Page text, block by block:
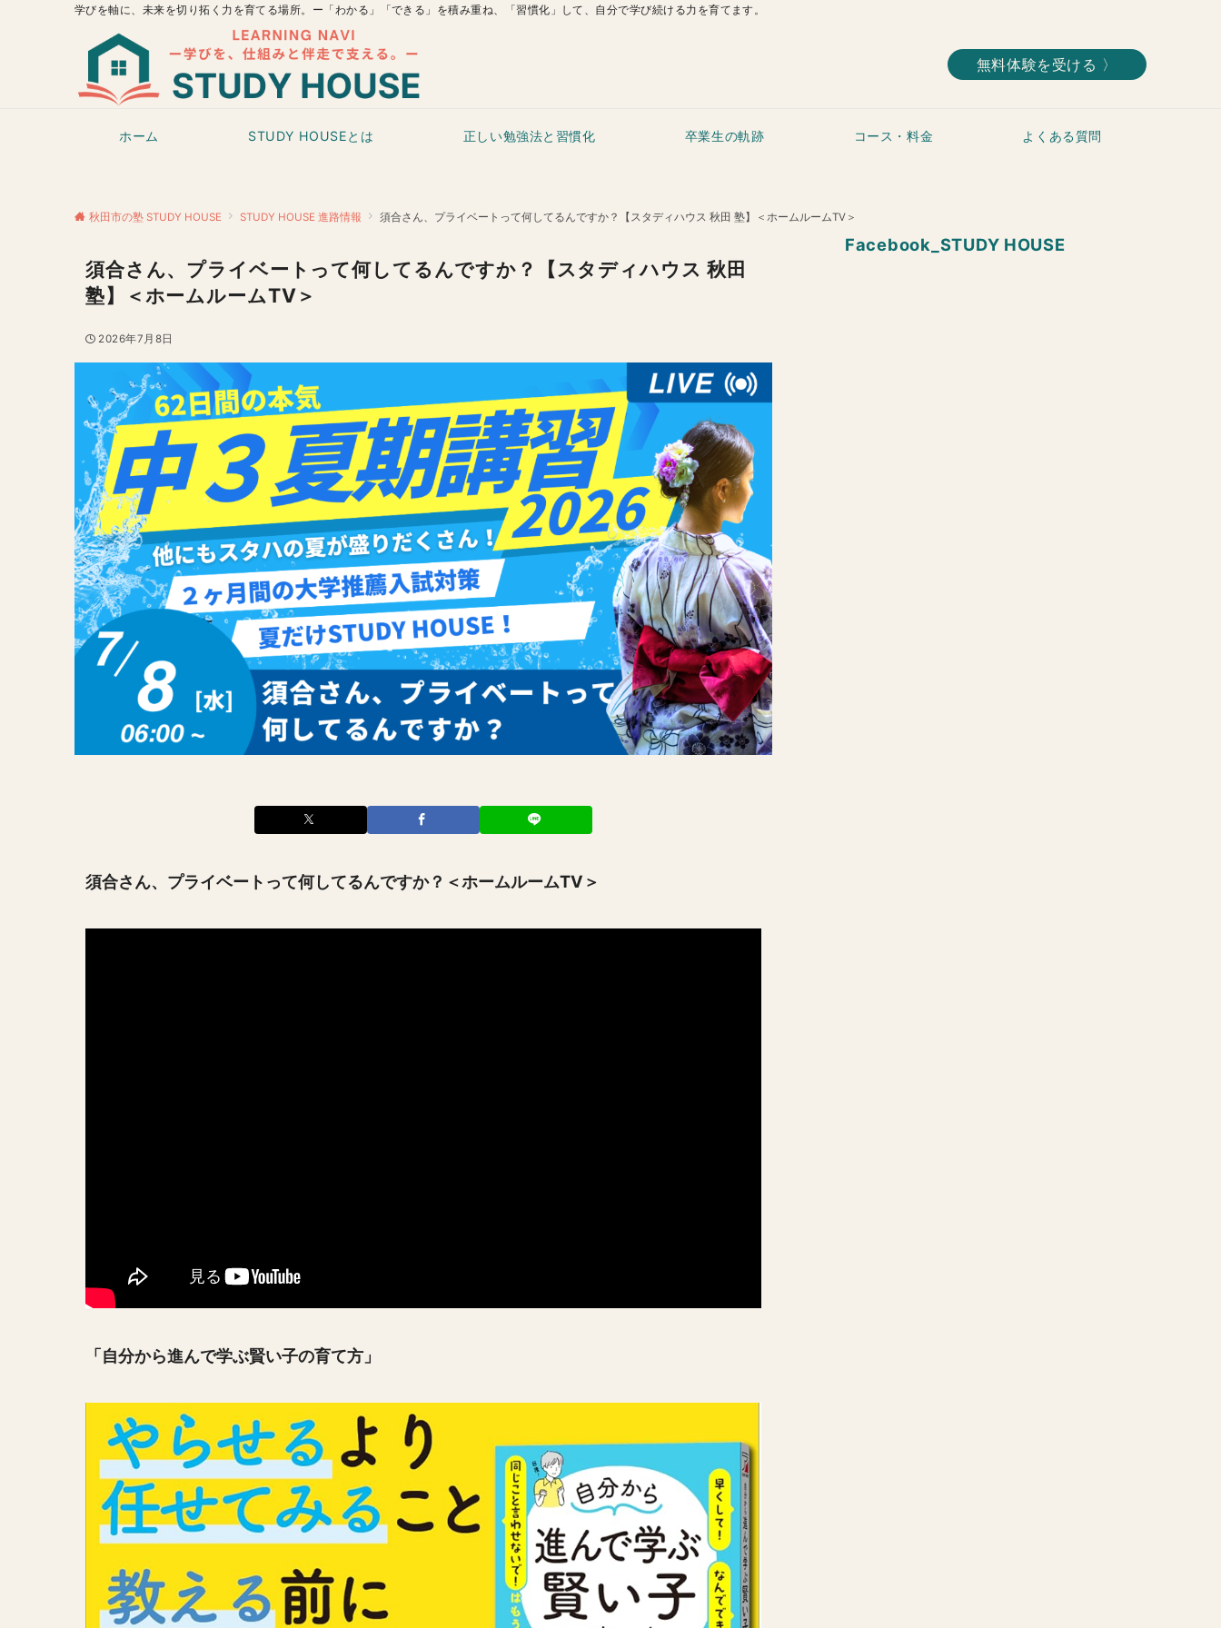
学びを軸に、未来を切り拓く力を育てる場所。ー「わかる」「できる」を積み重ね、「習慣化」して、自分で学び続ける力を育てます。
無料体験を受ける 〉
ホーム STUDY HOUSEとは 正しい勉強法と習慣化 卒業生の軌跡 コース・料金 よくある質問
秋田市の塾 STUDY HOUSE STUDY HOUSE 進路情報 須合さん、プライベートって何してるんですか？【スタディハウス 秋田 塾】＜ホームルームTV＞
須合さん、プライベートって何してるんですか？【スタディハウス 秋田
塾】＜ホームルームTV＞
2026年7月8日
須合さん、プライベートって何してるんですか？＜ホームルームTV＞
「自分から進んで学ぶ賢い子の育て方」
Facebook_STUDY HOUSE